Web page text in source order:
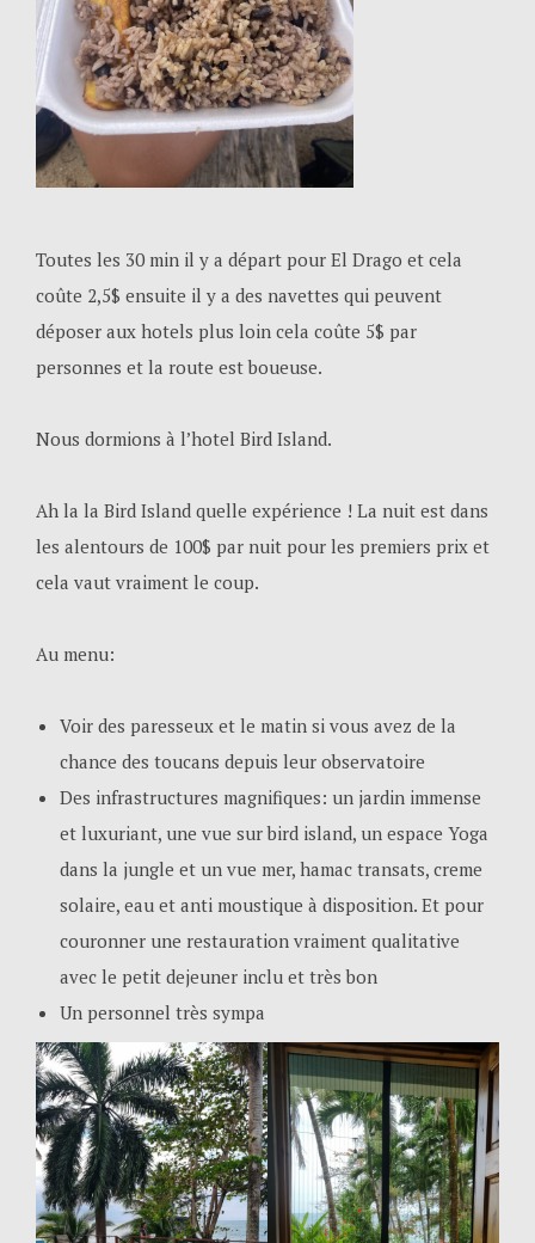
Toutes les 30 min il y a départ pour El Drago et cela
coûte 2,5$ ensuite il y a des navettes qui peuvent
déposer aux hotels plus loin cela coûte 5$ par
personnes et la route est boueuse.
Nous dormions à l’hotel Bird Island.
Ah la la Bird Island quelle expérience ! La nuit est dans
les alentours de 100$ par nuit pour les premiers prix et
cela vaut vraiment le coup.
Au menu:
Voir des paresseux et le matin si vous avez de la
chance des toucans depuis leur observatoire
Des infrastructures magnifiques: un jardin immense
et luxuriant, une vue sur bird island, un espace Yoga
dans la jungle et un vue mer, hamac transats, creme
solaire, eau et anti moustique à disposition. Et pour
couronner une restauration vraiment qualitative
avec le petit dejeuner inclu et très bon
Un personnel très sympa